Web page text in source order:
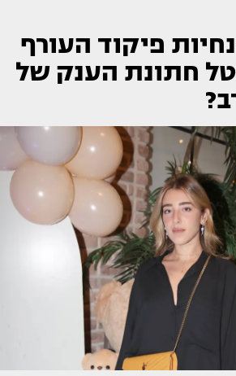
פיקוד העורף
חתונת הענק של